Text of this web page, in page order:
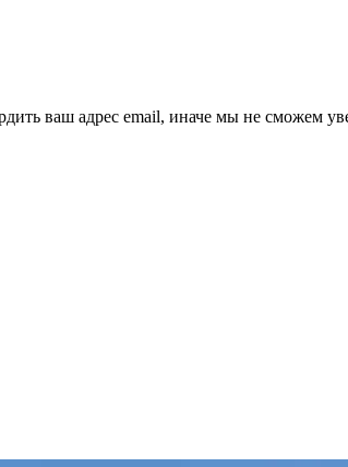
ваш адрес email, иначе мы не сможем